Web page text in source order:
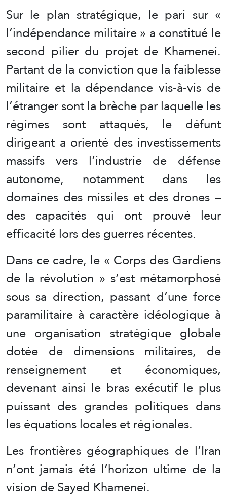
Sur le plan stratégique, le pari sur «
l’indépendance militaire » a constitué le
second pilier du projet de Khamenei.
Partant de la conviction que la faiblesse
militaire et la dépendance vis-à-vis de
l’étranger sont la brèche par laquelle les
régimes sont attaqués, le défunt
dirigeant a orienté des investissements
massifs vers l’industrie de défense
autonome, notamment dans les
domaines des missiles et des drones –
des capacités qui ont prouvé leur
efficacité lors des guerres récentes.
Dans ce cadre, le « Corps des Gardiens
de la révolution » s’est métamorphosé
sous sa direction, passant d’une force
paramilitaire à caractère idéologique à
une organisation stratégique globale
dotée de dimensions militaires, de
renseignement et économiques,
devenant ainsi le bras exécutif le plus
puissant des grandes politiques dans
les équations locales et régionales.
Les frontières géographiques de l’Iran
n’ont jamais été l’horizon ultime de la
vision de Sayed Khamenei.